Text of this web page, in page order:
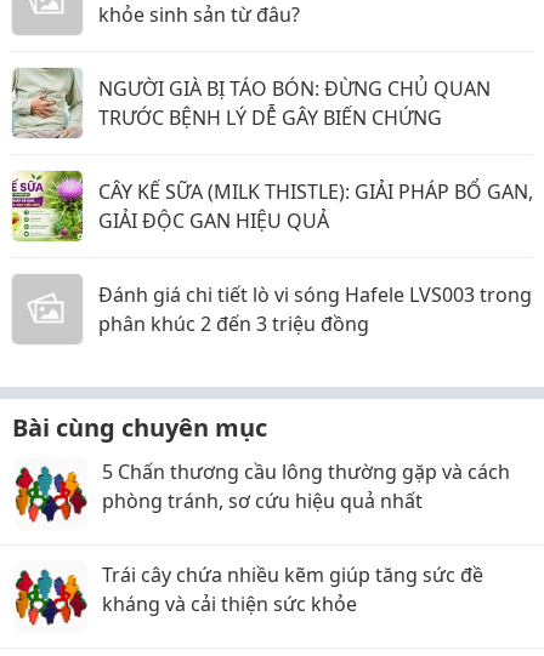
khỏe sinh sản từ đâu?
NGƯỜI GIÀ BỊ TÁO BÓN: ĐỪNG CHỦ QUAN
TRƯỚC BỆNH LÝ DỄ GÂY BIẾN CHỨNG
CÂY KẾ SỮA (MILK THISTLE): GIẢI PHÁP BỔ GAN,
GIẢI ĐỘC GAN HIỆU QUẢ
Đánh giá chi tiết lò vi sóng Hafele LVS003 trong
phân khúc 2 đến 3 triệu đồng
Bài cùng chuyên mục
5 Chấn thương cầu lông thường gặp và cách
phòng tránh, sơ cứu hiệu quả nhất
Trái cây chứa nhiều kẽm giúp tăng sức đề
kháng và cải thiện sức khỏe